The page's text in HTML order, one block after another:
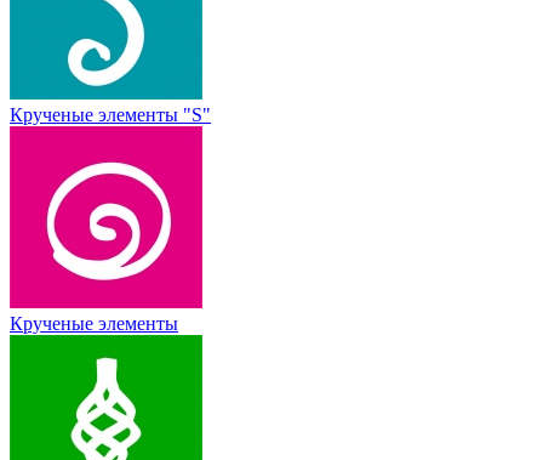
Крученые элементы "S"
Крученые элементы